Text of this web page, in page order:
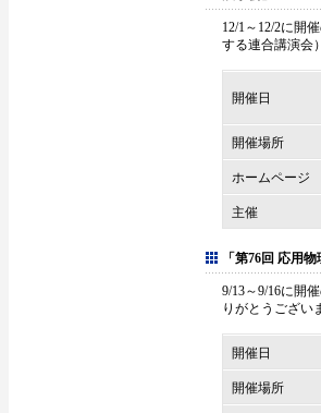
12/1～12/2に開
する連合講演会
開催日
開催場所
ホームページ
主催
「第76回 応用
9/13～9/16に開
りがとうござい
開催日
開催場所